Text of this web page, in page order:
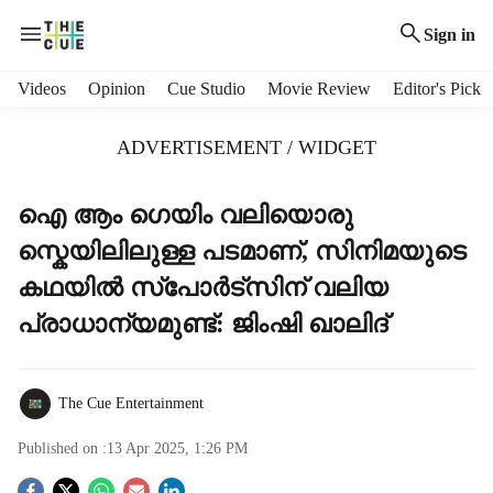
Sign in
Videos Opinion Cue Studio Movie Review Editor's Pick
ADVERTISEMENT / WIDGET
ഐ ആം ഗെയിം വലിയൊരു
സ്കെയിലിലുള്ള പടമാണ്, സിനിമയുടെ
കഥയില്‍ സ്‌പോര്‍ട്‌സിന് വലിയ
പ്രാധാന്യമുണ്ട്: ജിംഷി ഖാലിദ്
The Cue Entertainment
Published on :13 Apr 2025, 1:26 PM